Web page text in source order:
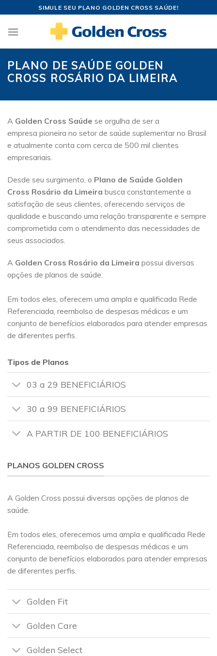
content
SIMULE SEU PLANO GOLDEN CROSS SAÚDE!
PLANO DE SAÚDE GOLDEN
CROSS ROSÁRIO DA LIMEIRA
A Golden Cross Saúde se orgulha de ser a
empresa pioneira no setor de saúde suplementar no Brasil
e atualmente conta com cerca de 500 mil clientes
empresariais.
Desde seu surgimento, o Plano de Saúde Golden
Cross Rosário da Limeira busca constantemente a
satisfação de seus clientes, oferecendo serviços de
qualidade e buscando uma relação transparente e sempre
comprometida com o atendimento das necessidades de
seus associados.
A Golden Cross Rosário da Limeira possui diversas
opções de planos de saúde.
Em todos eles, oferecem uma ampla e qualificada Rede
Referenciada, reembolso de despesas médicas e um
conjunto de benefícios elaborados para atender empresas
de diferentes perfis.
Tipos de Planos
03 a 29 BENEFICIÁRIOS
30 a 99 BENEFICIÁRIOS
A PARTIR DE 100 BENEFICIÁRIOS
PLANOS GOLDEN CROSS
A Golden Cross possui diversas opções de planos de
saúde.
Em todos eles, oferecemos uma ampla e qualificada Rede
Referenciada, reembolso de despesas médicas e um
conjunto de benefícios elaborados para atender empresas
de diferentes perfis.
Golden Fit
Golden Care
Golden Select